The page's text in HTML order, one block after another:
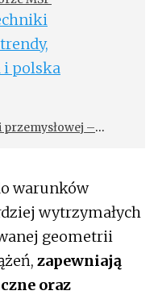
–
warunków
wytrzymałych
geometrii
zapewniają
oraz